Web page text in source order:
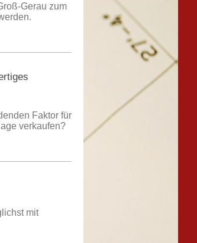
Gerau zum
Faktor für
verkaufen?
mit